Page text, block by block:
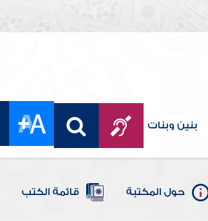
بنين وبنات
حول المكتبة قائمة الكتب